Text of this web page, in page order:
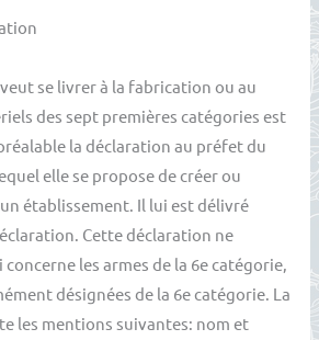
se livrer à la fabrication ou au
des sept premières catégories est
la déclaration au préfet du
elle se propose de créer ou
établissement. Il lui est délivré
Cette déclaration ne
concerne les armes de la 6e catégorie,
désignées de la 6e catégorie. La
les mentions suivantes: nom et